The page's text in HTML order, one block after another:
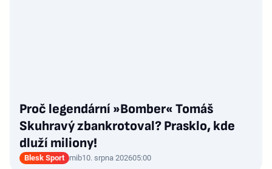
Proč legendární »Bomber« Tomáš
Skuhravý zbankrotoval? Prasklo, kde
dluží miliony!
Blesk Sport mib10. srpna 202605:00